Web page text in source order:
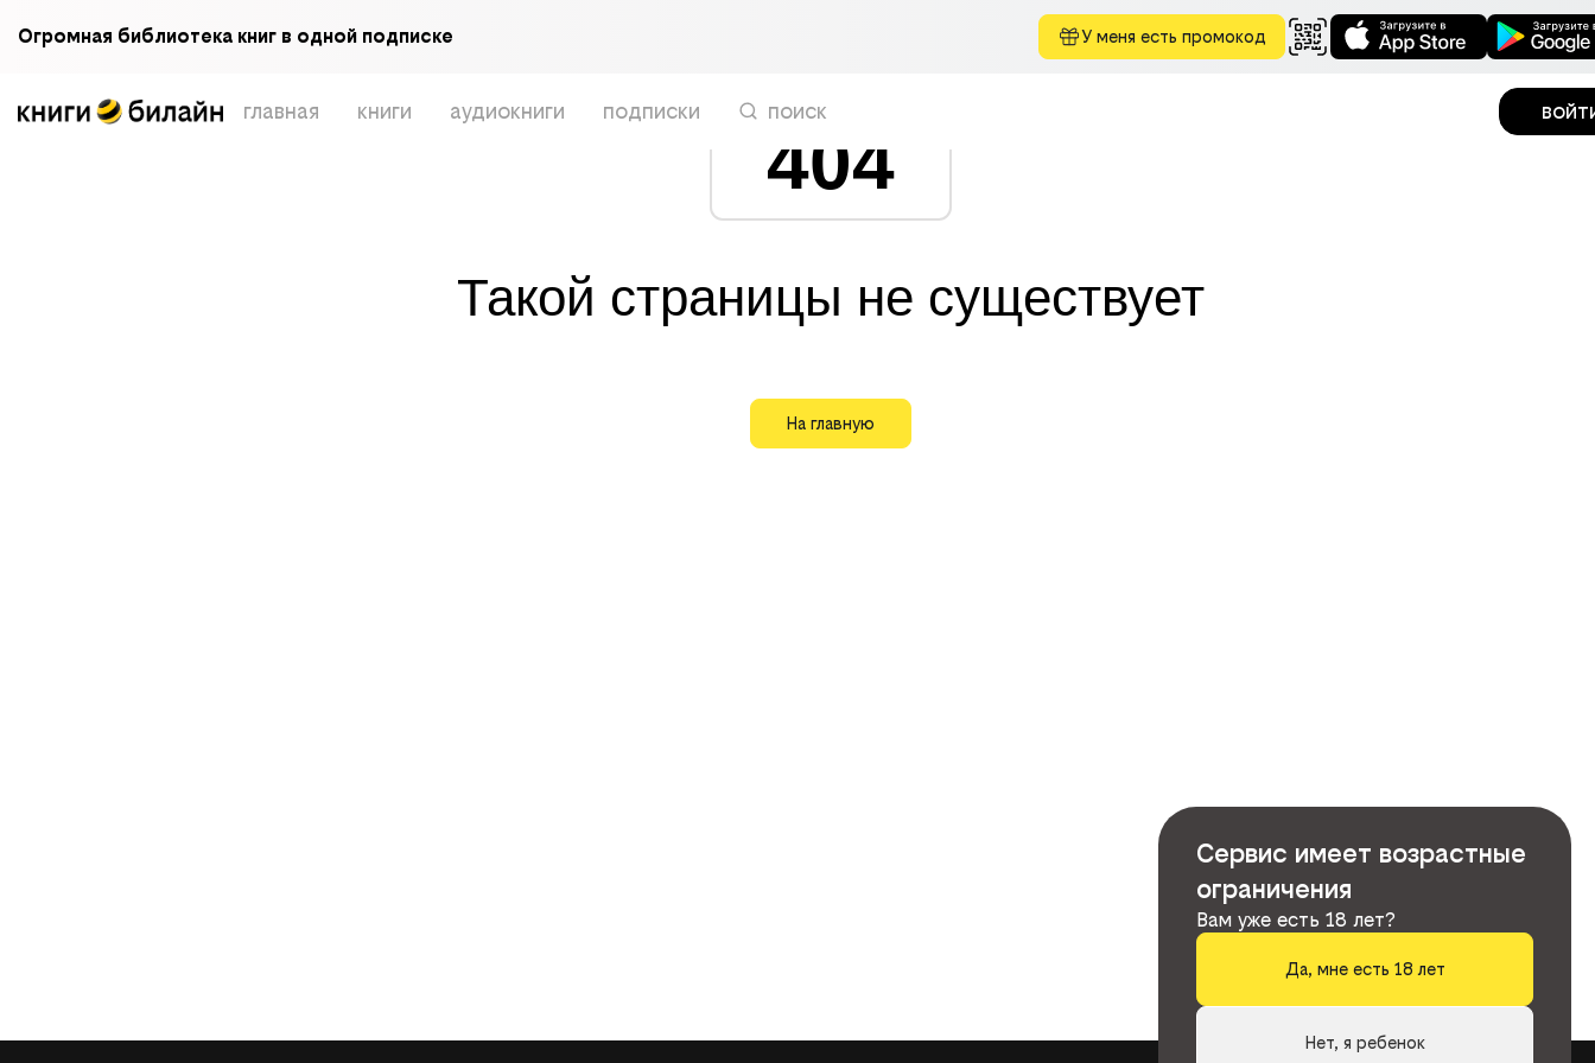
Огромная библиотека книг в одной подписке У меня есть промокод
главная книги аудиокниги подписки поиск
404
Такой страницы не существует
На главную
Сервис имеет возрастные
ограничения
Вам уже есть 18 лет?
Да, мне есть 18 лет
Нет, я ребенок